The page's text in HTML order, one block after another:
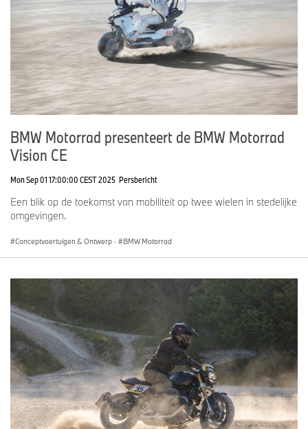
BMW Motorrad presenteert de BMW Motorrad
Vision CE
Mon Sep 01 17:00:00 CEST 2025 Persbericht
Een blik op de toekomst van mobiliteit op twee wielen in stedelijke
omgevingen.
Conceptvoertuigen & Ontwerp · BMW Motorrad